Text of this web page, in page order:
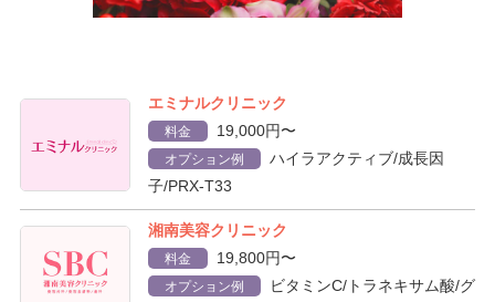
エミナルクリニック
料金 19,000円〜
オプション例
ハイラアクティブ/成長因
子/PRX-T33
湘南美容クリニック
料金 19,800円〜
オプション例
ビタミンC/トラネキサム酸/グ